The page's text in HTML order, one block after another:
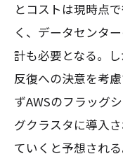
とコストは現時点
く、データセンタ
計も必要となる。
反復への決意を考
ずAWSのフラッグ
グクラスタに導入
ていくと予想される